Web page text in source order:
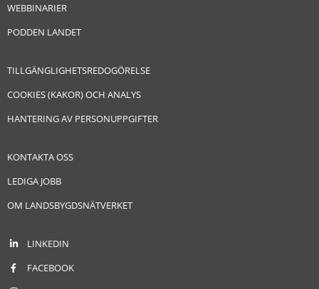
WEBBINARIER
PODDEN LANDET
TILLGÄNGLIGHETSREDOGÖRELSE
COOKIES (KAKOR) OCH ANALYS
HANTERING AV PERSONUPPGIFTER
KONTAKTA OSS
LEDIGA JOBB
OM LANDSBYGDSNÄTVERKET
LINKEDIN
FACEBOOK